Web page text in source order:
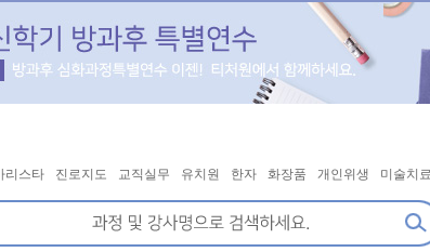
리스타 진로지도 교직실무 유치원 한자 화장품 개인위생 미술치료